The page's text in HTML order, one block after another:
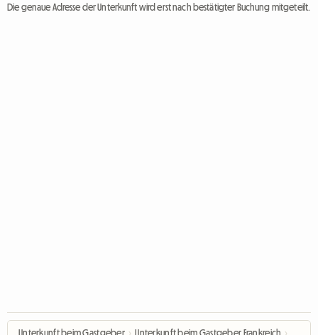
Die genaue Adresse der Unterkunft wird erst nach bestätigter Buchung mitgeteilt.
Unterkunft beim Gastgeber › Unterkunft beim Gastgeber Frankreich ›